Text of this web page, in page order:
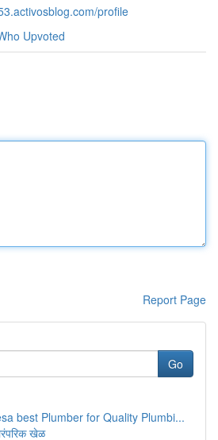
profile
Upvoted
Report Page
Go
best Plumber for Quality Plumbi...
खेळ